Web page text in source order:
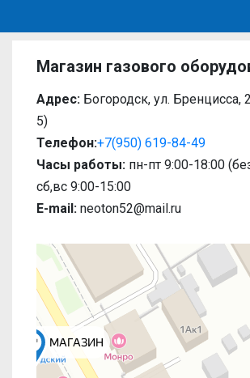
Магазин газового
Адрес: Богородск, ул. Бренцисса,
5)
Телефон:+7(950) 619-84-49
Часы работы: пн-пт 9:00-18:00
сб,вс 9:00-15:00
E-mail: neoton52@mail.ru